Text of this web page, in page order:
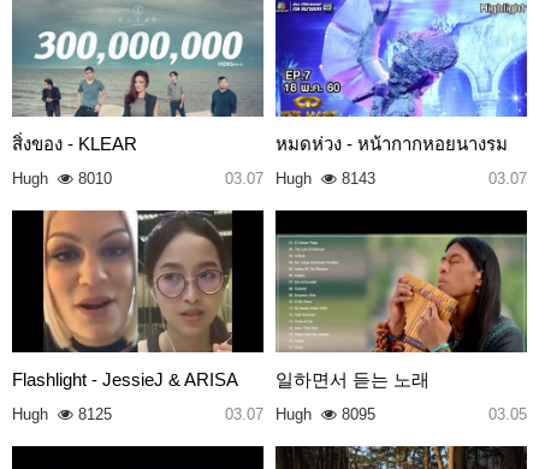
สิ่งของ - KLEAR
Hugh 8010 03.07
หมดห่วง - หน้ากากหอยนางรม
Hugh 8143 03.07
Flashlight - JessieJ & ARISA
Hugh 8125 03.07
일하면서 듣는 노래
Hugh 8095 03.05